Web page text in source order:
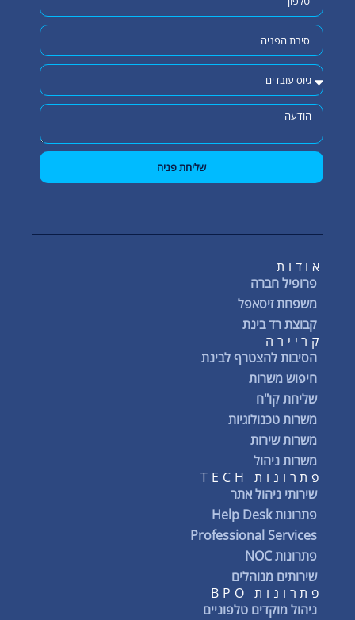
שליחת פניה
אודות
פרופיל חברה
משפחת זיסאפל
קבוצת רד בינת
קריירה
הסיבות להצטרף לבינת
חיפוש משרות
שליחת קו"ח
משרות טכנולוגיות
משרות שירות
משרות ניהול
פתרונות TECH
שירותי ניהול אתר
פתרונות Help Desk
Professional Services
פתרונות NOC
שירותים מנוהלים
פתרונות BPO
ניהול מוקדים טלפוניים